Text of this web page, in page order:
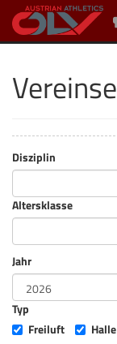
Disziplin
Altersklasse
Jahr
Typ
Freiluft
Halle